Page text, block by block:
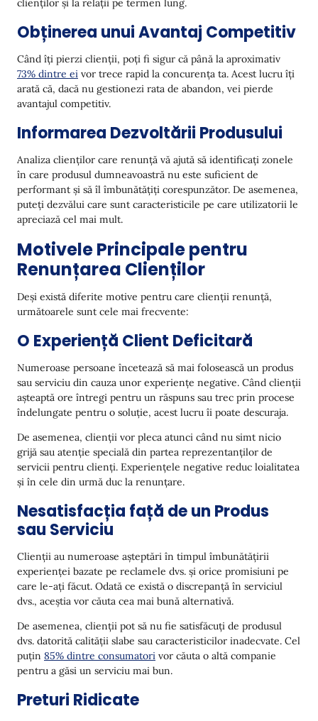
clienților și la relații pe termen lung.
Obținerea unui Avantaj Competitiv
Când îți pierzi clienții, poți fi sigur că până la aproximativ
73% dintre ei vor trece rapid la concurența ta. Acest lucru îți
arată că, dacă nu gestionezi rata de abandon, vei pierde
avantajul competitiv.
Informarea Dezvoltării Produsului
Analiza clienților care renunță vă ajută să identificați zonele
în care produsul dumneavoastră nu este suficient de
performant și să îl îmbunătățiți corespunzător. De asemenea,
puteți dezvălui care sunt caracteristicile pe care utilizatorii le
apreciază cel mai mult.
Motivele Principale pentru
Renunțarea Clienților
Deși există diferite motive pentru care clienții renunță,
următoarele sunt cele mai frecvente:
O Experiență Client Deficitară
Numeroase persoane încetează să mai folosească un produs
sau serviciu din cauza unor experiențe negative. Când clienții
așteaptă ore întregi pentru un răspuns sau trec prin procese
îndelungate pentru o soluție, acest lucru îi poate descuraja.
De asemenea, clienții vor pleca atunci când nu simt nicio
grijă sau atenție specială din partea reprezentanților de
servicii pentru clienți. Experiențele negative reduc loialitatea
și în cele din urmă duc la renunțare.
Nesatisfacția față de un Produs
sau Serviciu
Clienții au numeroase așteptări în timpul îmbunătățirii
experienței bazate pe reclamele dvs. și orice promisiuni pe
care le-ați făcut. Odată ce există o discrepanță în serviciul
dvs., aceștia vor căuta cea mai bună alternativă.
De asemenea, clienții pot să nu fie satisfăcuți de produsul
dvs. datorită calității slabe sau caracteristicilor inadecvate. Cel
puțin 85% dintre consumatori vor căuta o altă companie
pentru a găsi un serviciu mai bun.
Preturi Ridicate